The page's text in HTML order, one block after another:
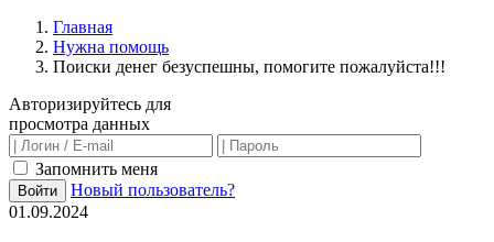
Главная
Нужна помощь
Поиски денег безуспешны, помогите пожалуйста!!!
Авторизируйтесь для
просмотра данных
Запомнить меня
Войти
Новый пользователь?
01.09.2024